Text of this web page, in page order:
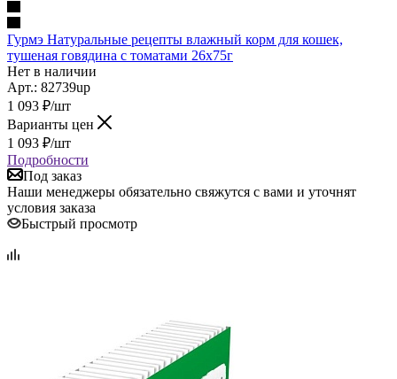
Гурмэ Натуральные рецепты влажный корм для кошек,
тушеная говядина с томатами 26х75г
Нет в наличии
Арт.: 82739up
1 093 ₽/шт
Варианты цен
1 093 ₽/шт
Подробности
Под заказ
Наши менеджеры обязательно свяжутся с вами и уточнят
условия заказа
Быстрый просмотр